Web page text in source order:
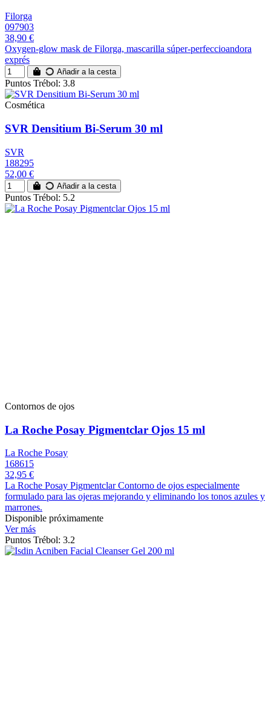
Filorga
097903
38,90 €
Oxygen-glow mask de Filorga, mascarilla súper-perfeccioandora
exprés
Añadir a la cesta
Puntos Trébol: 3.8
Cosmética
SVR Densitium Bi-Serum 30 ml
SVR
188295
52,00 €
Añadir a la cesta
Puntos Trébol: 5.2
Contornos de ojos
La Roche Posay Pigmentclar Ojos 15 ml
La Roche Posay
168615
32,95 €
La Roche Posay Pigmentclar Contorno de ojos especialmente
formulado para las ojeras mejorando y eliminando los tonos azules y
marrones.
Disponible próximamente
Ver más
Puntos Trébol: 3.2